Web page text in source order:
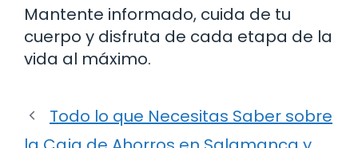
Mantente informado, cuida de tu
cuerpo y disfruta de cada etapa de la
vida al máximo.
Todo lo que Necesitas Saber sobre